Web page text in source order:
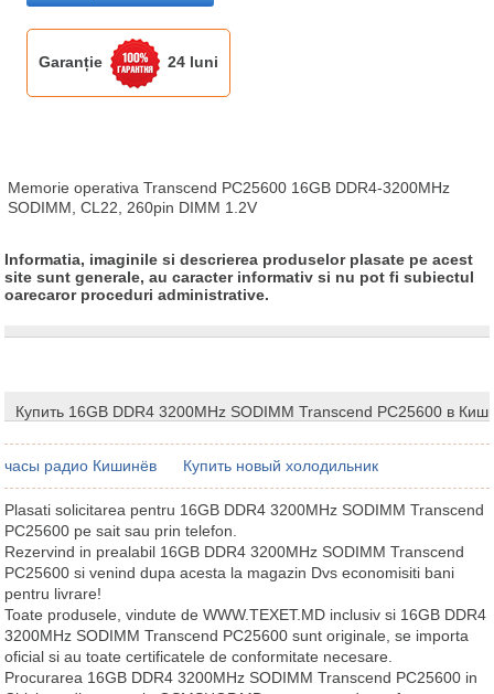
Garanție 24 luni
Memorie operativa Transcend PC25600 16GB DDR4-3200MHz
SODIMM, CL22, 260pin DIMM 1.2V
Informatia, imaginile si descrierea produselor plasate pe acest
site sunt generale, au caracter informativ si nu pot fi subiectul
oarecaror proceduri administrative.
Купить 16GB DDR4 3200MHz SODIMM Transcend PC25600 в
часы радио Кишинёв Купить новый холодильник
Plasati solicitarea pentru 16GB DDR4 3200MHz SODIMM Transcend
PC25600 pe sait sau prin telefon.
Rezervind in prealabil 16GB DDR4 3200MHz SODIMM Transcend
PC25600 si venind dupa acesta la magazin Dvs economisiti bani
pentru livrare!
Toate produsele, vindute de WWW.TEXET.MD inclusiv si 16GB DDR4
3200MHz SODIMM Transcend PC25600 sunt originale, se importa
oficial si au toate certificatele de conformitate necesare.
Procurarea 16GB DDR4 3200MHz SODIMM Transcend PC25600 in